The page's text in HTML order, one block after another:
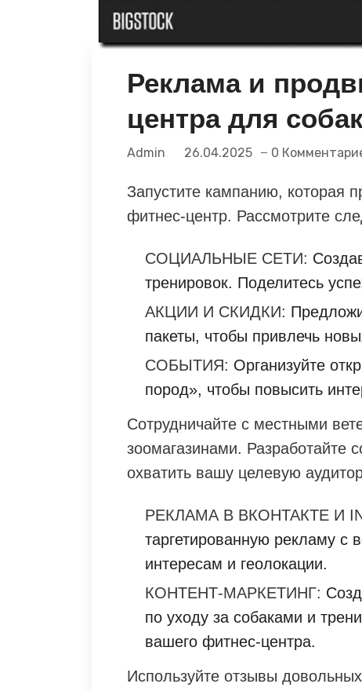
Реклама и
центра для
Admin 26.04.2025 0
Запустите кампанию, которая
фитнес-центр. Рассмотрите
СОЦИАЛЬНЫЕ СЕТИ:
тренировок. Поделитесь
АКЦИИ И СКИДКИ:
пакеты, чтобы привлечь
СОБЫТИЯ: Организуйте
пород», чтобы повысить
Сотрудничайте с местными
зоомагазинами. Разработайте
охватить вашу целевую
РЕКЛАМА В ВКОНТАКТЕ И
таргетированную рекламу с
интересам и геолокации.
КОНТЕНТ-МАРКЕТИНГ:
по уходу за собаками и
вашего фитнес-центра.
Используйте отзывы